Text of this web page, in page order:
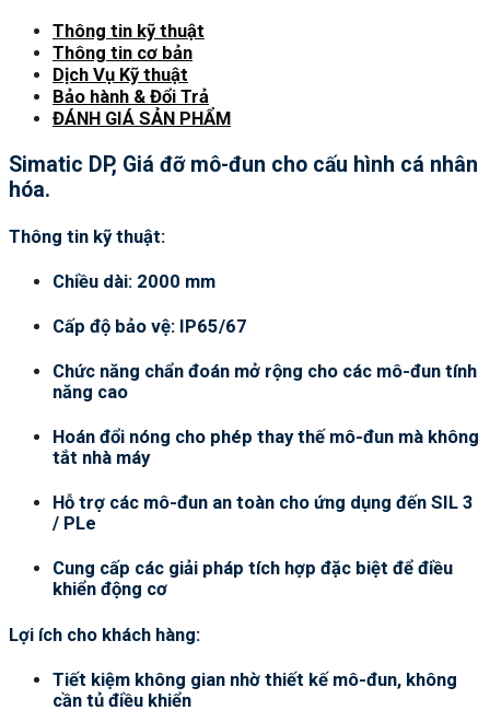
Thông tin kỹ thuật
Thông tin cơ bản
Dịch Vụ Kỹ thuật
Bảo hành & Đổi Trả
ĐÁNH GIÁ SẢN PHẨM
Simatic DP, Giá đỡ mô-đun cho cấu hình cá nhân
hóa.
Thông tin kỹ thuật:
Chiều dài: 2000 mm
Cấp độ bảo vệ: IP65/67
Chức năng chẩn đoán mở rộng cho các mô-đun tính
năng cao
Hoán đổi nóng cho phép thay thế mô-đun mà không
tắt nhà máy
Hỗ trợ các mô-đun an toàn cho ứng dụng đến SIL 3
/ PLe
Cung cấp các giải pháp tích hợp đặc biệt để điều
khiển động cơ
Lợi ích cho khách hàng:
Tiết kiệm không gian nhờ thiết kế mô-đun, không
cần tủ điều khiển